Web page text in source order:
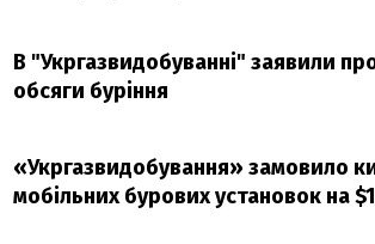
В "Укргазвидобуванні" заявили
обсяги буріння
«Укргазвидобування» замовило
мобільних бурових установок на